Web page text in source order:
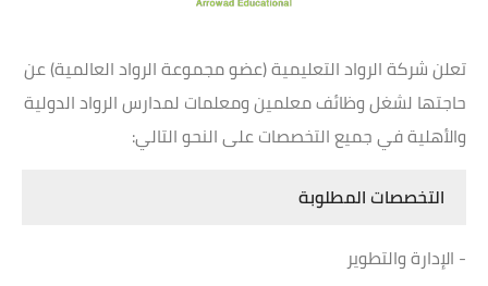
تعلن شركة الرواد التعليمية (عضو مجموعة الرواد العالمية) عن
حاجتها لشغل وظائف معلمين ومعلمات لمدارس الرواد الدولية
والأهلية في جميع التخصصات على النحو التالي:
التخصصات المطلوبة
- الإدارة والتطوير